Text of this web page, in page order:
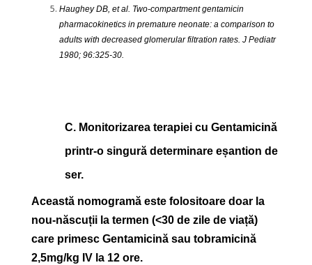
Haughey DB, et al. Two-compartment gentamicin
pharmacokinetics in premature neonate: a comparison to
adults with decreased glomerular filtration rates. J Pediatr
1980; 96:325-30.
C. Monitorizarea terapiei cu Gentamicină
printr-o singură determinare eșantion de
ser.
Această nomogramă este folositoare doar la
nou-născuții la termen (˂30 de zile de viață)
care primesc Gentamicină sau tobramicină
2,5mg/kg IV la 12 ore.